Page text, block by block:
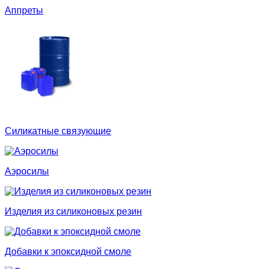
Аппреты
Силикатные связующие
Аэросилы
Изделия из силиконовых резин
Добавки к эпоксидной смоле